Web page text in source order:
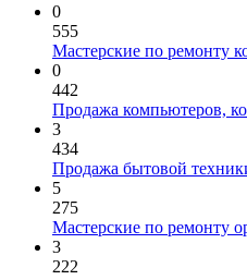
0
555
Мастерские по ремонту
0
442
Продажа компьютеров,
3
434
Продажа бытовой
5
275
Мастерские по ремонту
3
222